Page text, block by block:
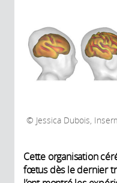
Jessica Dubois,
Cette organisation
fœtus dès le dernier